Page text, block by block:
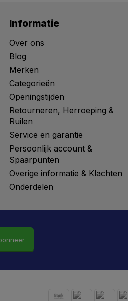
Informatie
Over ons
Blog
Merken
Categorieën
Openingstijden
Retourneren, Herroeping &
Ruilen
Service en garantie
Persoonlijk account &
Spaarpunten
Overige informatie & Klachten
Onderdelen